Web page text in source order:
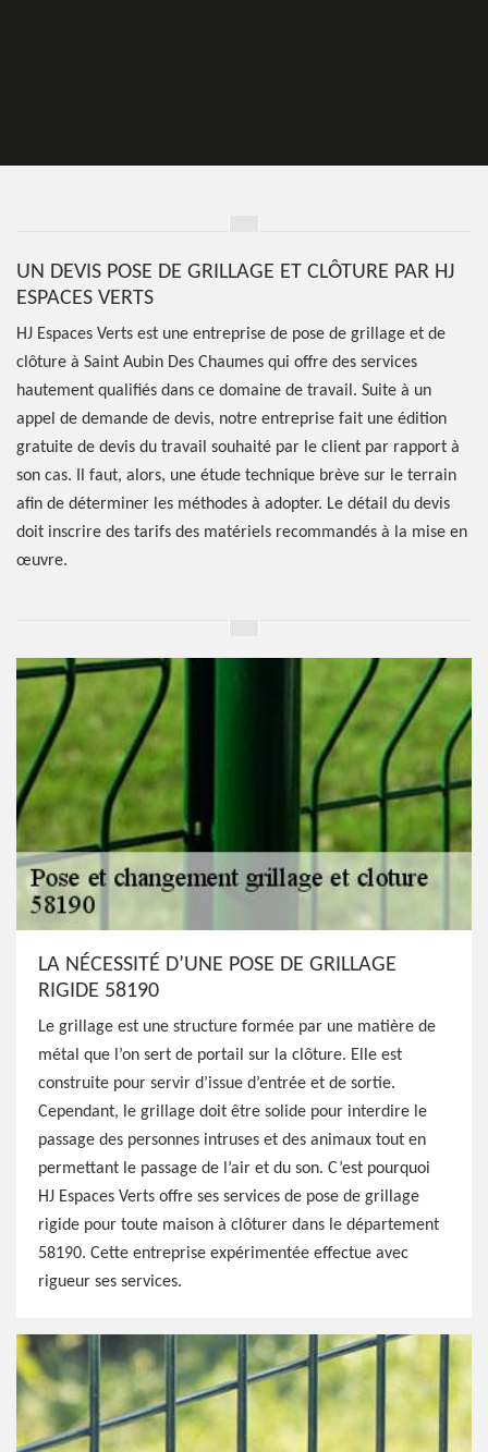
UN DEVIS POSE DE GRILLAGE ET CLÔTURE PAR HJ
ESPACES VERTS
HJ Espaces Verts est une entreprise de pose de grillage et de
clôture à Saint Aubin Des Chaumes qui offre des services
hautement qualifiés dans ce domaine de travail. Suite à un
appel de demande de devis, notre entreprise fait une édition
gratuite de devis du travail souhaité par le client par rapport à
son cas. Il faut, alors, une étude technique brève sur le terrain
afin de déterminer les méthodes à adopter. Le détail du devis
doit inscrire des tarifs des matériels recommandés à la mise en
œuvre.
LA NÉCESSITÉ D’UNE POSE DE GRILLAGE
RIGIDE 58190
Le grillage est une structure formée par une matière de
métal que l’on sert de portail sur la clôture. Elle est
construite pour servir d’issue d’entrée et de sortie.
Cependant, le grillage doit être solide pour interdire le
passage des personnes intruses et des animaux tout en
permettant le passage de l’air et du son. C’est pourquoi
HJ Espaces Verts offre ses services de pose de grillage
rigide pour toute maison à clôturer dans le département
58190. Cette entreprise expérimentée effectue avec
rigueur ses services.